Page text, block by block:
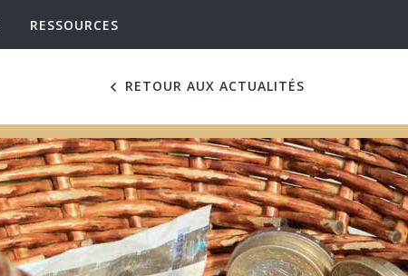
RESSOURCES
RETOUR AUX ACTUALITÉS